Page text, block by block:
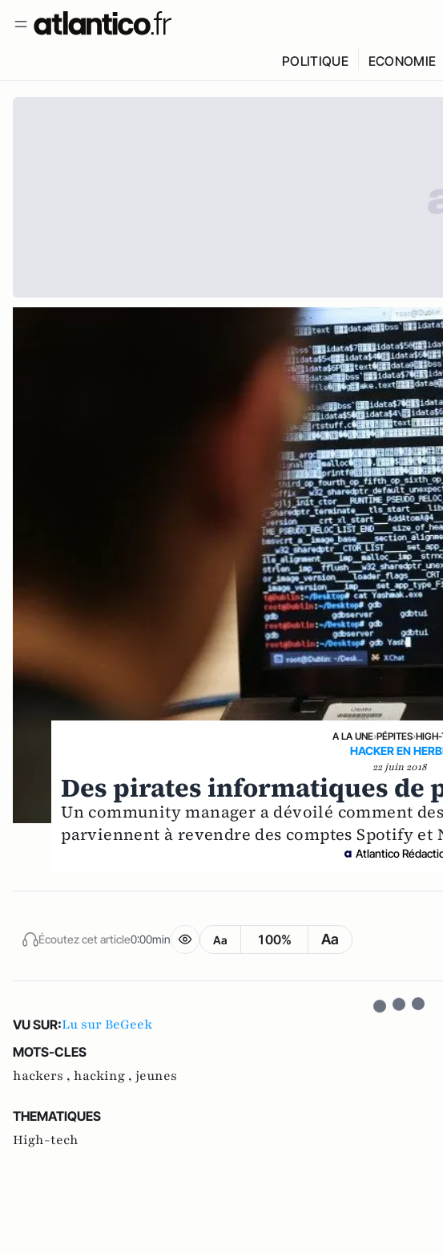
POLITIQUE ECONOMIE
A LA UNE›PÉPITES›
HACKER EN
22 juin 2018
Des pirates informatiques de
Un community manager a dévoilé comment
parviennent à revendre des comptes Spotify et
Atlantico
Écoutez cet article0:00min Aa 100% Aa
VU SUR:Lu sur BeGeek
MOTS-CLES
hackers , hacking , jeunes
THEMATIQUES
High-tech